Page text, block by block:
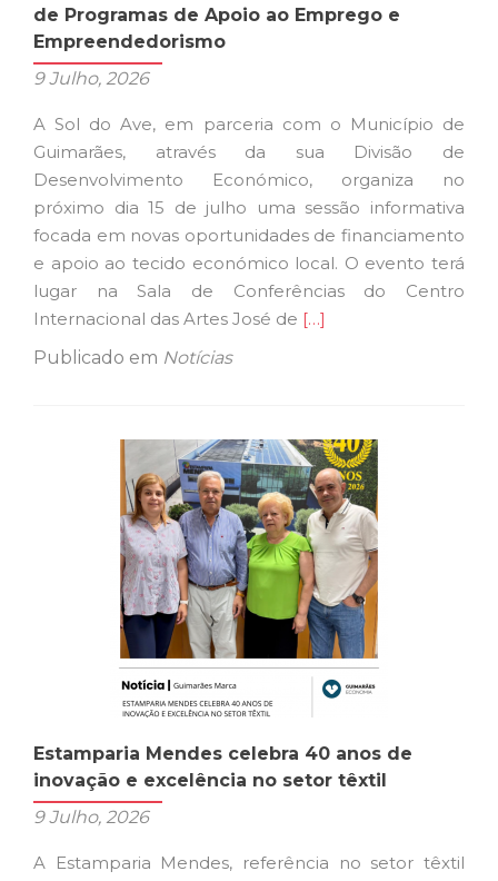
de Programas de Apoio ao Emprego e
Empreendedorismo
9 Julho, 2026
A Sol do Ave, em parceria com o Município de
Guimarães, através da sua Divisão de
Desenvolvimento Económico, organiza no
próximo dia 15 de julho uma sessão informativa
focada em novas oportunidades de financiamento
e apoio ao tecido económico local. O evento terá
lugar na Sala de Conferências do Centro
Internacional das Artes José de Ler
de
Divulgação
de
Programas
de
Apoio
ao
Emprego
e
[…]
Publicado em Notícias
Estamparia Mendes celebra 40 anos de
inovação e excelência no setor têxtil
9 Julho, 2026
A Estamparia Mendes, referência no setor têxtil